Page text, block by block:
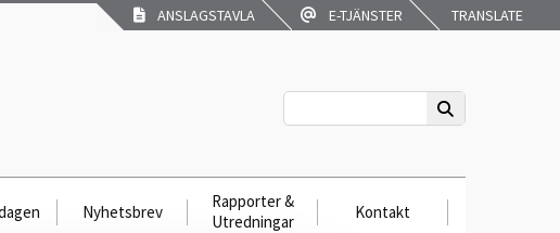
ANSLAGSTAVLA E-TJÄNSTER TRANSLATE
Nyhetsbrev
Rapporter &
Utredningar
Kontakt